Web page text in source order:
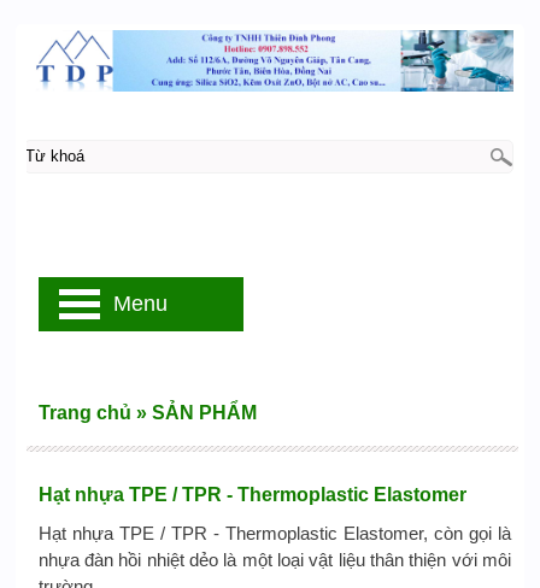
Hạt nhựa TPE / TPR - Thermoplastic Elastomer
Hạt nhựa TPE / TPR - Thermoplastic Elastomer, còn gọi là
nhựa đàn hồi nhiệt dẻo là một loại vật liệu thân thiện với môi
Trang chủ » SẢN PHẨM
Menu